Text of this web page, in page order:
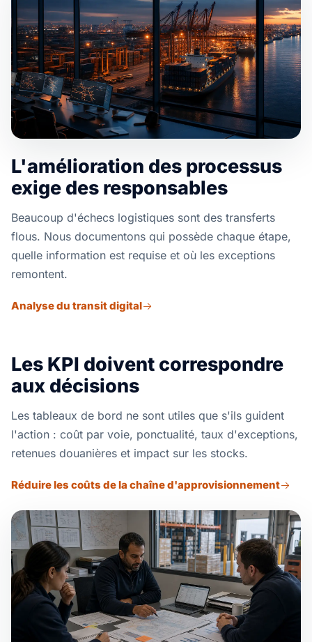
L'amélioration des processus
exige des responsables
Beaucoup d'échecs logistiques sont des transferts
flous. Nous documentons qui possède chaque étape,
quelle information est requise et où les exceptions
remontent.
Analyse du transit digital
Les KPI doivent correspondre
aux décisions
Les tableaux de bord ne sont utiles que s'ils guident
l'action : coût par voie, ponctualité, taux d'exceptions,
retenues douanières et impact sur les stocks.
Réduire les coûts de la chaîne d'approvisionnement